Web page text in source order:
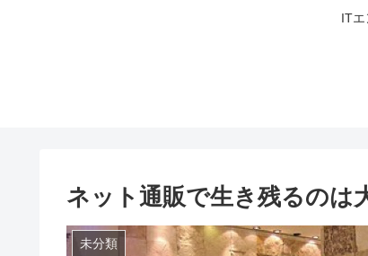
ITエ
ネット通販で生き残るのは
未分類